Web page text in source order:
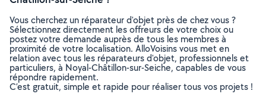
Vous cherchez un réparateur d'objet près de chez vous ?
Sélectionnez directement les offreurs de votre choix ou
postez votre demande auprès de tous les membres à
proximité de votre localisation. AlloVoisins vous met en
relation avec tous les réparateurs d'objet, professionnels et
particuliers, à Noyal-Châtillon-sur-Seiche, capables de vous
répondre rapidement.
C’est gratuit, simple et rapide pour réaliser tous vos projets !